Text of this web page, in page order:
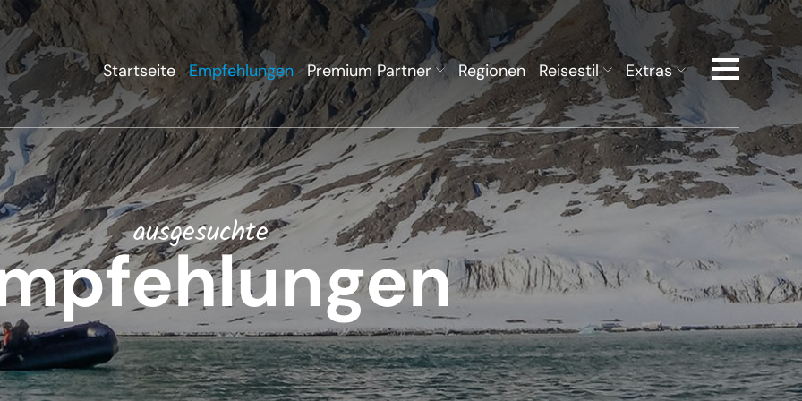
Startseite Empfehlungen Premium Partner Regionen Reisestil Extras
ausgesuchte